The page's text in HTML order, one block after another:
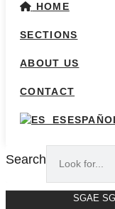
HOME
SECTIONS
ABOUT US
CONTACT
Search
SGAE